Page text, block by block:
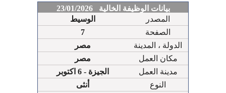
بيانات الوظيفة الخالية 23/01/2026
الوسيط
المصدر
7
الصفحة
مصر
الدولة ، المدينة
مصر
مكان العمل
الجيزة - 6 اكتوبر
مدينة العمل
أنثى
النوع